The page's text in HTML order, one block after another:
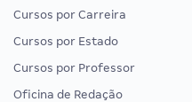
Cursos por Carreira
Cursos por Estado
Cursos por Professor
Oficina de Redação